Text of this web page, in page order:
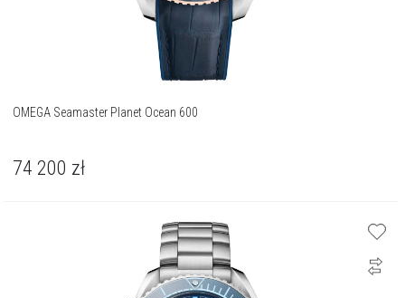
OMEGA Seamaster Planet Ocean 600
74 200 zł